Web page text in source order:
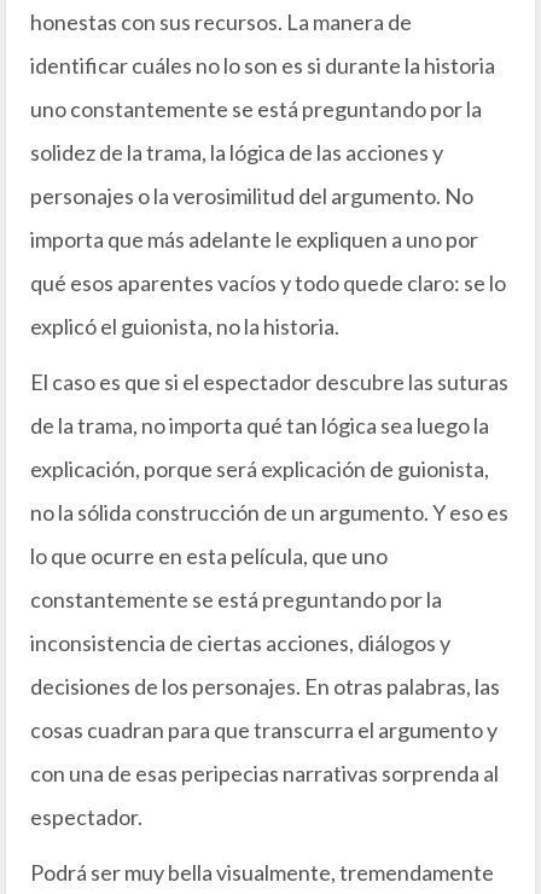
honestas con sus recursos. La manera de
identificar cuáles no lo son es si durante la historia
uno constantemente se está preguntando por la
solidez de la trama, la lógica de las acciones y
personajes o la verosimilitud del argumento. No
importa que más adelante le expliquen a uno por
qué esos aparentes vacíos y todo quede claro: se lo
explicó el guionista, no la historia.
El caso es que si el espectador descubre las suturas
de la trama, no importa qué tan lógica sea luego la
explicación, porque será explicación de guionista,
no la sólida construcción de un argumento. Y eso es
lo que ocurre en esta película, que uno
constantemente se está preguntando por la
inconsistencia de ciertas acciones, diálogos y
decisiones de los personajes. En otras palabras, las
cosas cuadran para que transcurra el argumento y
con una de esas peripecias narrativas sorprenda al
espectador.
Podrá ser muy bella visualmente, tremendamente